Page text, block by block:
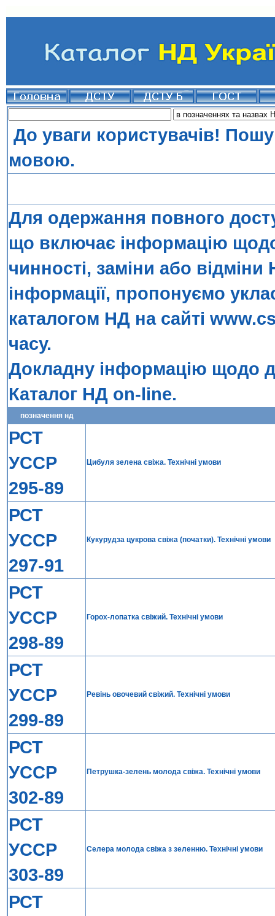
До уваги користувачів!
мовою.
Для одержання повного
що включає інформацію
чинності, заміни або
інформації, пропонуємо
каталогом НД на сайті
часу.
Докладну інформацію щодо
Каталог НД on-line.
позначення нд
РСТ
УССР
295-89
Цибуля зелена свiжа. Технiчнi умови
РСТ
УССР
297-91
Кукурудза цукрова свiжа (початки). Технiчнi умови
РСТ
УССР
298-89
Горох-лопатка свiжий. Технiчнi умови
РСТ
УССР
299-89
Ревiнь овочевий свiжий. Технiчнi умови
РСТ
УССР
302-89
Петрушка-зелень молода свiжа. Технiчнi умови
РСТ
УССР
303-89
Селера молода свiжа з зеленню. Технiчнi умови
РСТ